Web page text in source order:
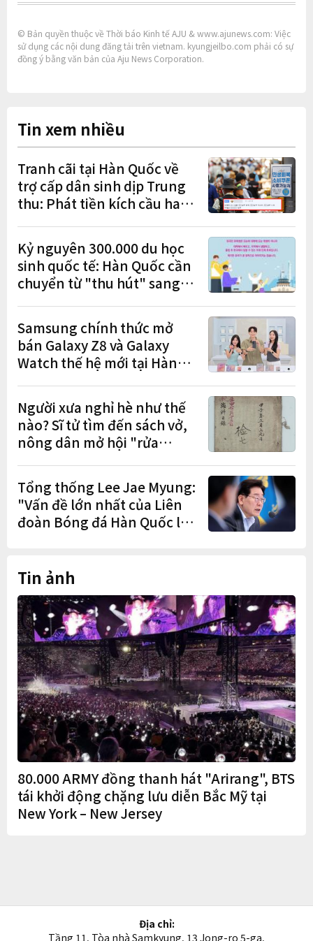
© Bản quyền thuộc về Thời báo Kinh tế AJU & www.ajunews.com: Việc
sử dụng các nội dung đăng tải trên vietnam. kyungjeilbo.com phải có sự
đồng ý bằng văn bản của Aju News Corporation.
Tin xem nhiều
Tranh cãi tại Hàn Quốc về
trợ cấp dân sinh dịp Trung
thu: Phát tiền kích cầu hay
Kỷ nguyên 300.000 du học
sinh quốc tế: Hàn Quốc cần
chuyển từ "thu hút" sang
Samsung chính thức mở
bán Galaxy Z8 và Galaxy
Watch thế hệ mới tại Hàn
đơn đặt trước
Người xưa nghỉ hè như thế
nào? Sĩ tử tìm đến sách vở,
nông dân mở hội "rửa
Tổng thống Lee Jae Myung:
"Vấn đề lớn nhất của Liên
đoàn Bóng đá Hàn Quốc là
Tin ảnh
80.000 ARMY đồng thanh hát "Arirang", BTS
tái khởi động chặng lưu diễn Bắc Mỹ tại
New York – New Jersey
Địa chỉ:
Tầng 11, Tòa nhà Samkyung, 13 Jong-ro 5-ga,